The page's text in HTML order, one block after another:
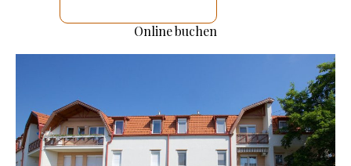
Online buchen